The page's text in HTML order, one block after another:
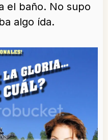
el baño. No supo
algo ída.